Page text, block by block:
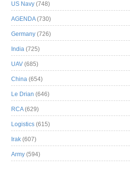
US Navy (748)
AGENDA(730)
Germany (726)
India (725)
UAV (685)
China (654)
Le Drian (646)
RCA(629)
Logistics (615)
Irak (607)
Army (594)